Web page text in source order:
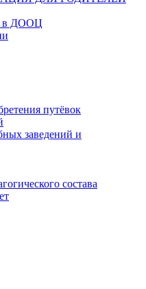
в ДООЦ
путёвок
заведений и
состава